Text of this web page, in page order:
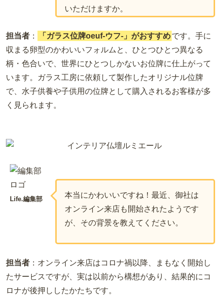
いただけますか。
担当者 ： 「ガラス位牌oeuf-ウフ-」がおすすめです。手に
収まる卵型のかわいいフォルムと、ひとつひとつ異なる
柄・色合いで、世界にひとつしかないお位牌に仕上がって
います。ガラス工房に依頼して製作したオリジナル位牌
で、水子供養や子供用の位牌として購入されるお客様が多
く見られます。
Life.編集部
本当にかわいいですね！最近、御社は
オンライン来店も開始されたようです
が、その背景を教えてください。
担当者 ：オンライン来店はコロナ禍以降、まもなく開始し
たサービスですが、実は以前から構想があり、結果的にコ
ロナが後押ししたかたちです。